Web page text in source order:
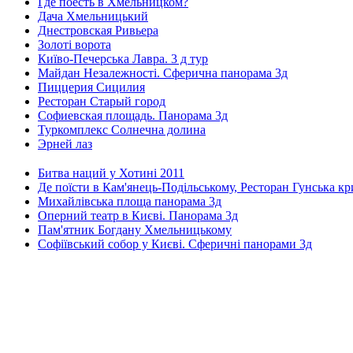
Дача Хмельницький
Днестровская Ривьера
Золоті ворота
Київо-Печерська Лавра. 3 д тур
Майдан Незалежності. Сферична панорама 3д
Пиццерия Сицилия
Ресторан Старый город
Софиевская площадь. Панорама 3д
Туркомплекс Солнечна долина
Эрней лаз
Битва наций у Хотині 2011
Де поїсти в Кам'янець-Подільському, Ресторан Гунська
Михайлівська площа панорама 3д
Оперний театр в Києві. Панорама 3д
Пам'ятник Богдану Хмельницькому
Софіївський собор у Києві. Сферичні панорами 3д